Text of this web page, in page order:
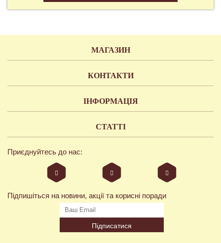
МАГАЗИН
КОНТАКТИ
ІНФОРМАЦІЯ
СТАТТІ
Приєднуйтесь до нас:
Підпишіться на новини, акції та корисні поради
Підписатися